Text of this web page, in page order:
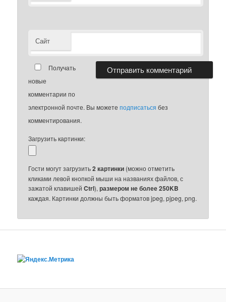
Сайт
Получать
новые
комментарии по
электронной почте. Вы можетеподписаться без
комментирования.
Загрузить картинки:
Гости могут загрузить2 картинки (можно отметить
кликами левой кнопкой мыши на названиях файлов, с
зажатой клавишейCtrl),размером не более 250KB
каждая. Картинки должны быть форматов jpeg, pjpeg, png.